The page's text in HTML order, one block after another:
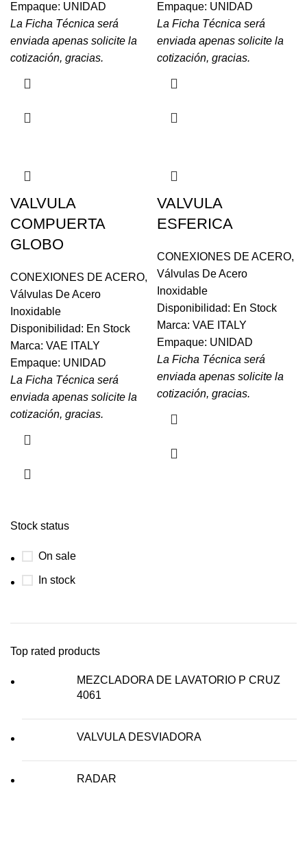
Stock status
On sale
In stock
Top rated products
MEZCLADORA DE LAVATORIO P CRUZ
4061
VALVULA DESVIADORA
RADAR
Empaque: UNIDAD
La Ficha Técnica será
enviada apenas solicite la
cotización, gracias.
Empaque: UNIDAD
La Ficha Técnica será
enviada apenas solicite la
cotización, gracias.
VALVULA
COMPUERTA
GLOBO
CONEXIONES DE ACERO,
Válvulas De Acero
Inoxidable
Disponibilidad: En Stock
Marca: VAE ITALY
Empaque: UNIDAD
La Ficha Técnica será
enviada apenas solicite la
cotización, gracias.
VALVULA
ESFERICA
CONEXIONES DE ACERO,
Válvulas De Acero
Inoxidable
Disponibilidad: En Stock
Marca: VAE ITALY
Empaque: UNIDAD
La Ficha Técnica será
enviada apenas solicite la
cotización, gracias.